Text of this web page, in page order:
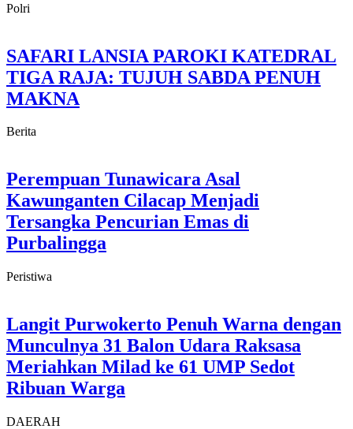
Polri
SAFARI LANSIA PAROKI KATEDRAL
TIGA RAJA: TUJUH SABDA PENUH
MAKNA
Berita
Perempuan Tunawicara Asal
Kawunganten Cilacap Menjadi
Tersangka Pencurian Emas di
Purbalingga
Peristiwa
Langit Purwokerto Penuh Warna dengan
Munculnya 31 Balon Udara Raksasa
Meriahkan Milad ke 61 UMP Sedot
Ribuan Warga
DAERAH